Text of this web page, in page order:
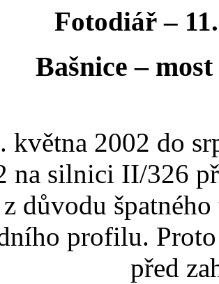
Fotodiář –
Bašnice –
května 2002 do
na silnici II/326
důvodu
profilu.
před